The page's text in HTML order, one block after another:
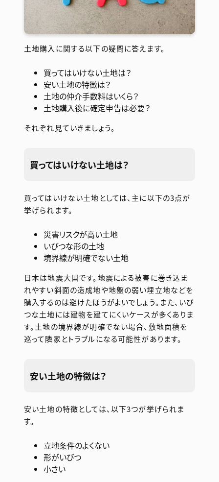
土地購入に関する以下の疑問に答えます。
買ってはいけない土地は？
安い土地の特徴は？
土地の仲介手数料はいくら？
土地購入後に確定申告は必要？
それぞれ見ていきましょう。
買ってはいけない土地は？
買ってはいけない土地としては、主に以下の3点が
挙げられます。
災害リスクが高い土地
いびつな形の土地
境界線が明確でない土地
日本は地震大国です。地震による被害に巻き込ま
れやすい斜面の造成地や地盤の弱い埋立地などを
購入するのは避けたほうがよいでしょう。また、いび
つな土地には建物を建てにくいケースが多くありま
す。土地の境界線が明確でない場合、敷地面積を
巡って隣家とトラブルになる可能性があります。
安い土地の特徴は？
安い土地の特徴としては、以下3つが挙げられま
す。
立地条件のよくない
形がいびつ
小さい